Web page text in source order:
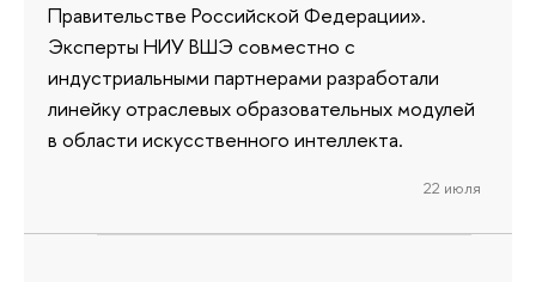
Правительстве Российской Федерации».
Эксперты НИУ ВШЭ совместно с
индустриальными партнерами разработали
линейку отраслевых образовательных модулей
в области искусственного интеллекта.
22 июля